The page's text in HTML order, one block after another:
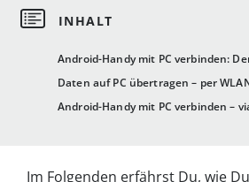
Android-Handy mit PC verbinden:
Daten auf PC übertragen – per
Android-Handy mit PC verbinden –
Im Folgenden erfährst Du, wie